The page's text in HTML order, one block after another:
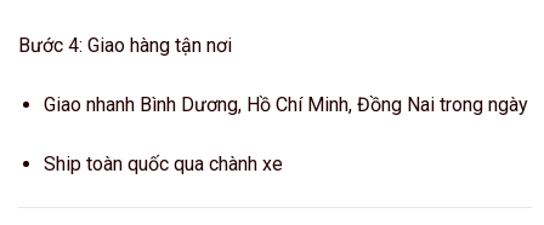
Bước 4: Giao hàng tận nơi
Giao nhanh Bình Dương, Hồ Chí Minh, Đồng Nai trong ngày
Ship toàn quốc qua chành xe